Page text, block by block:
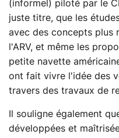
(informel) piloté par le
juste titre, que les
avec des concepts plus
l'ARV, et même les
petite navette
ont fait vivre l'idée des
travers des travaux de
Il souligne également
développées et